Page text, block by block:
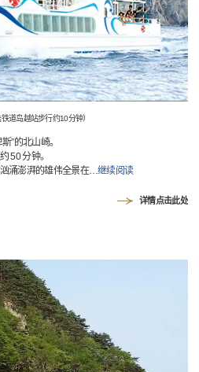
道岛越站步行约10分钟）
”的北山崎。
50 分钟。
涌澎湃的雄伟全景在…继续阅读
详情点击此处